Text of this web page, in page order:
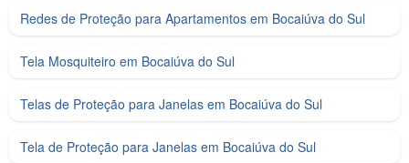
Redes de Proteção para Apartamentos em Bocaiúva do Sul
Tela Mosquiteiro em Bocaiúva do Sul
Telas de Proteção para Janelas em Bocaiúva do Sul
Tela de Proteção para Janelas em Bocaiúva do Sul